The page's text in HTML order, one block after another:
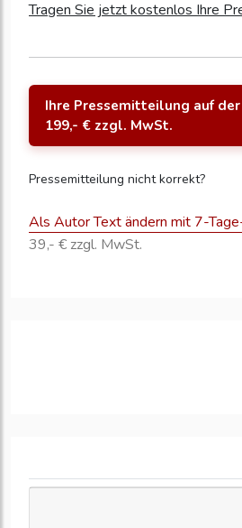
Tragen Sie jetzt kostenlos Ihre
Ihre Pressemitteilung auf
199,- € zzgl. MwSt.
Pressemitteilung nicht korrekt?
Als Autor Text ändern mit 7-
39,- € zzgl. MwSt.